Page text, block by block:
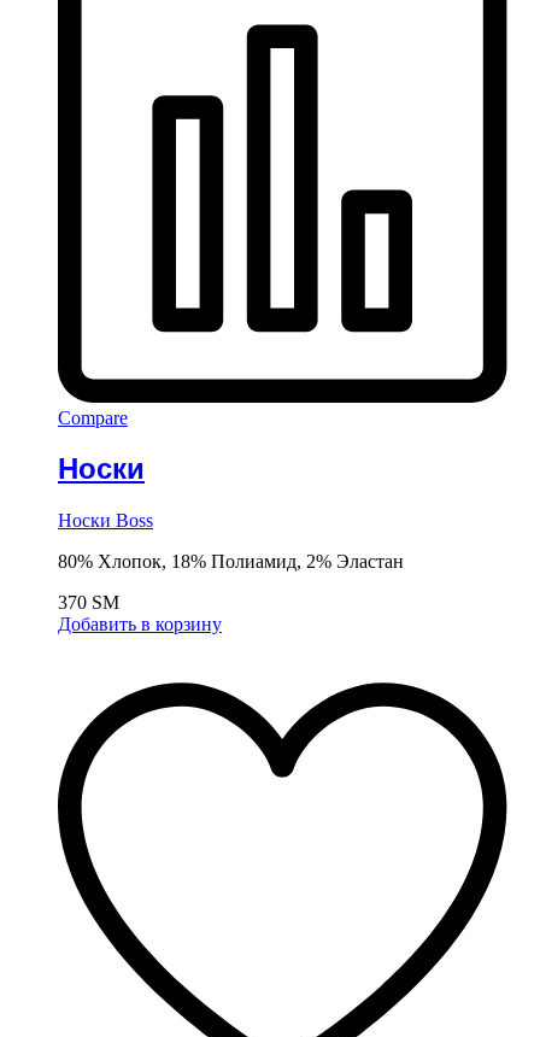
Compare
Носки
Носки Boss
80% Хлопок, 18% Полиамид, 2% Эластан
370 ЅМ
Добавить в корзину